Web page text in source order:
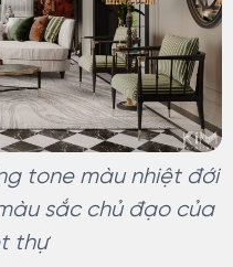
tone màu nhiệt đới
sắc chủ đạo của
thự